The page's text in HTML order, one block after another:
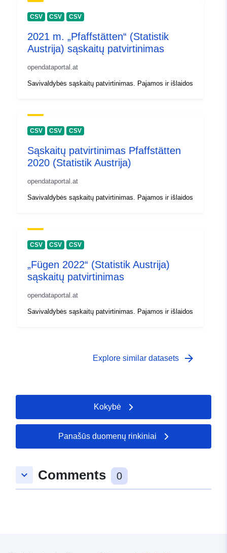
CSV CSV CSV
2021 m. „Pfaffstätten“ (Statistik
Austrija) sąskaitų patvirtinimas
opendataportal.at
Savivaldybės sąskaitų patvirtinimas. Pajamos ir išlaidos
CSV CSV CSV
Sąskaitų patvirtinimas Pfaffstätten
2020 (Statistik Austrija)
opendataportal.at
Savivaldybės sąskaitų patvirtinimas. Pajamos ir išlaidos
CSV CSV CSV
„Fügen 2022“ (Statistik Austrija)
sąskaitų patvirtinimas
opendataportal.at
Savivaldybės sąskaitų patvirtinimas. Pajamos ir išlaidos
Explore similar datasets arrow_forward
Kokybė
Panašūs duomenų rinkiniai
keyboard_arrow_down Comments 0